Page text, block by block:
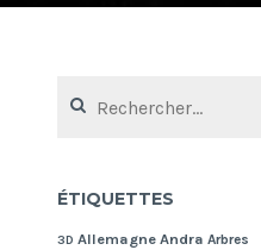
ÉTIQUETTES
3D Allemagne Andra Arbres